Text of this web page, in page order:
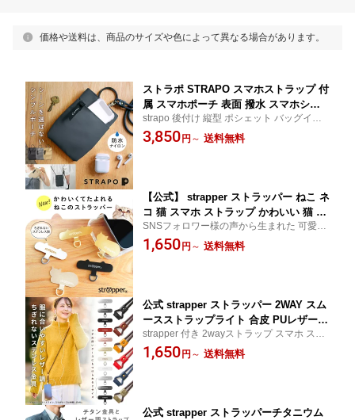
価格や送料は、商品のサイズや色によって異なる場合があります。
ストラポ STRAPO スマホストラップ 付
属 スマホポーチ 表面 撥水 スマホショ
ルダー ショルダー カラビナ ポーチ 防
水 ナイロン 携帯ストラップ シンプル
strapo 後付け 縦型 ポシェット バッグイン
バッグ インナーバッグ 防水 防汚 表面 はっ
水 バッグ 軽量 海外旅行 盗難防止 防犯 画面
3,850円 ～ 送料無料
【公式】 strapper ストラッパー ねこ ネ
コ 猫 スマホ ストラップ かわいい 猫 携
帯ストラップ スマホストラップ iphone
ストラップホルダー フォンタブ 落下防
SNSフォロワー様の声から生まれた 可愛い
ねこ耳 ネコ耳 猫耳 スマホストラップホル
ダー 金属 プレート 頑丈 切れない 携帯 ホル
1,650円 ～ 送料無料
公式 strapper ストラッパー 2WAY スム
ースストラップライト 合皮 PUレザー
スマホショルダー スマホストラップ 全
機種対応 ショルダー ネックストラップ
調
strapper 付き 2wayストラップ スマホ スト
ラップ 全機種 アイフォン iphone16 iphone
15 ステンレス ショルダー ネック 首かけ 肩
1,650円 ～ 送料無料
公式 strapper ストラッパーチタニウム